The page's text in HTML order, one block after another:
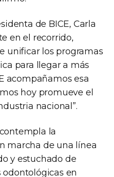
de BICE, Carla
en el recorrido,
unificar los programas
para llegar a más
acompañamos esa
hoy promueve el
nacional”.
la
marcha de una línea
y estuchado de
odontológicas en